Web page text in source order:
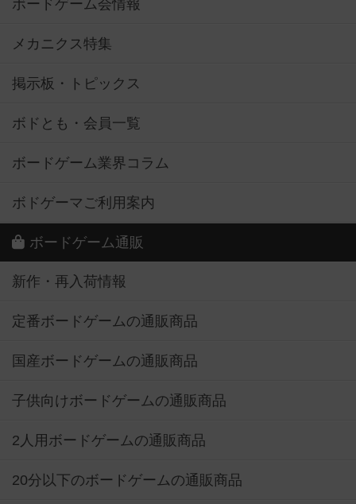
ボードゲーム会情報
メカニクス特集
掲示板・トピックス
ボドとも・会員一覧
ボードゲーム業界コラム
ボドゲーマご利用案内
ボードゲーム通販
新作・再入荷情報
定番ボードゲームの通販商品
国産ボードゲームの通販商品
子供向けボードゲームの通販商品
2人用ボードゲームの通販商品
20分以下のボードゲームの通販商品